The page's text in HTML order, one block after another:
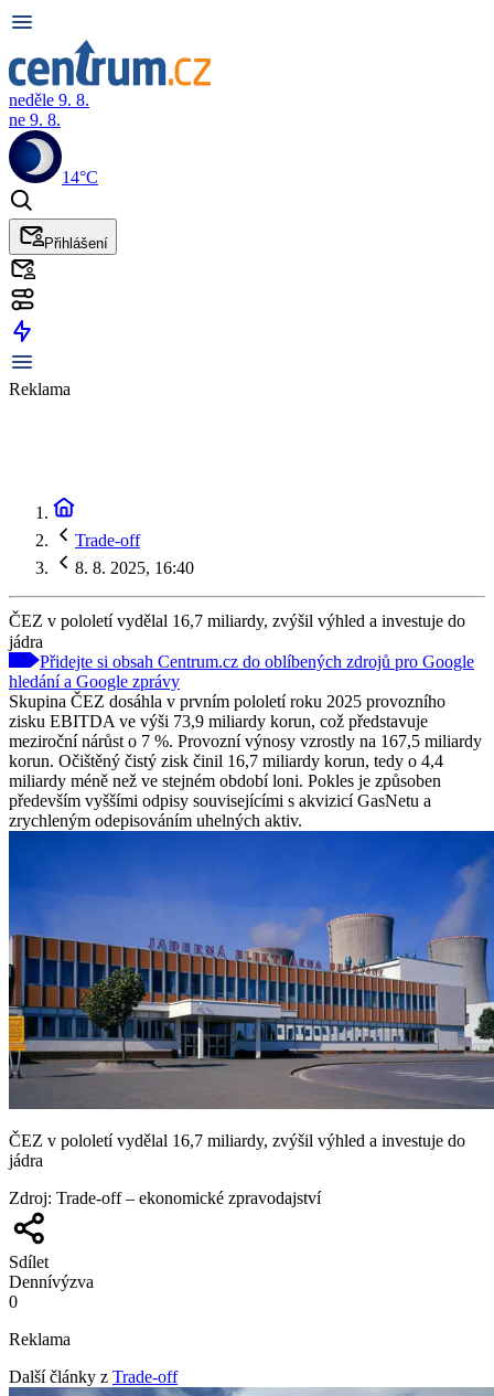
neděle 9. 8.
ne 9. 8.
14°C
Přihlášení
Reklama
Trade-off
8. 8. 2025, 16:40
ČEZ v pololetí vydělal 16,7 miliardy, zvýšil výhled a investuje do
jádra
Přidejte si obsah Centrum.cz do oblíbených zdrojů pro Google
hledání a Google zprávy
Skupina ČEZ dosáhla v prvním pololetí roku 2025 provozního
zisku EBITDA ve výši 73,9 miliardy korun, což představuje
meziroční nárůst o 7 %. Provozní výnosy vzrostly na 167,5 miliardy
korun. Očištěný čistý zisk činil 16,7 miliardy korun, tedy o 4,4
miliardy méně než ve stejném období loni. Pokles je způsoben
především vyššími odpisy souvisejícími s akvizicí GasNetu a
zrychleným odepisováním uhelných aktiv.
ČEZ v pololetí vydělal 16,7 miliardy, zvýšil výhled a investuje do
jádra
Zdroj: Trade-off – ekonomické zpravodajství
Sdílet
Dennívýzva
0
Reklama
Další články z Trade-off